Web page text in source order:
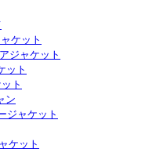
ケット
ジャケット
ット
ト
ン
ジャケット
ケット